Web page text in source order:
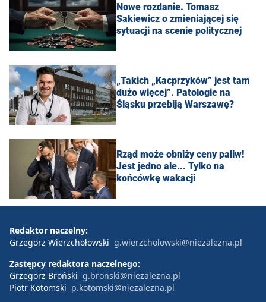
Nowe rozdanie. Tomasz
Sakiewicz o zmieniającej się
sytuacji na scenie politycznej
„Takich „Kacprzyków” jest tam
dużo więcej”. Patologie na
Śląsku przebiją Warszawę?
Rząd może obniży ceny paliw!
Jest jedno ale... Tylko na
końcówkę wakacji
Redaktor naczelny:
Grzegorz Wierzchołowski g.wierzcholowski@niezalezna.pl
Zastępcy redaktora naczelnego:
Grzegorz Broński g.bronski@niezalezna.pl
Piotr Kotomski p.kotomski@niezalezna.pl